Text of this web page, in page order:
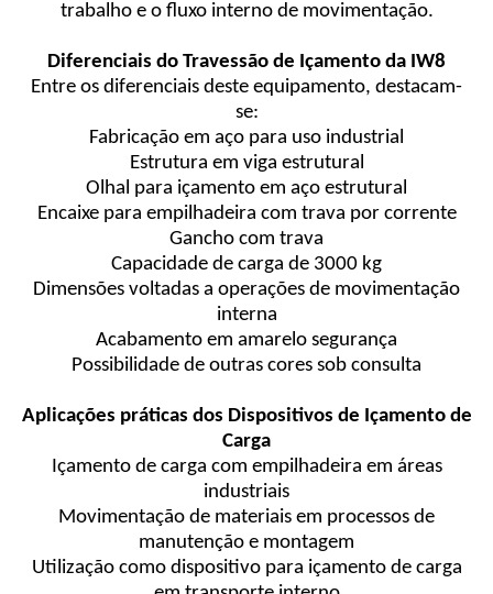
trabalho e o fluxo interno de movimentação.
Diferenciais do Travessão de Içamento da IW8
Entre os diferenciais deste equipamento, destacam-
se:
Fabricação em aço para uso industrial
Estrutura em viga estrutural
Olhal para içamento em aço estrutural
Encaixe para empilhadeira com trava por corrente
Gancho com trava
Capacidade de carga de 3000 kg
Dimensões voltadas a operações de movimentação
interna
Acabamento em amarelo segurança
Possibilidade de outras cores sob consulta
Aplicações práticas dos Dispositivos de Içamento de
Carga
Içamento de carga com empilhadeira em áreas
industriais
Movimentação de materiais em processos de
manutenção e montagem
Utilização como dispositivo para içamento de carga